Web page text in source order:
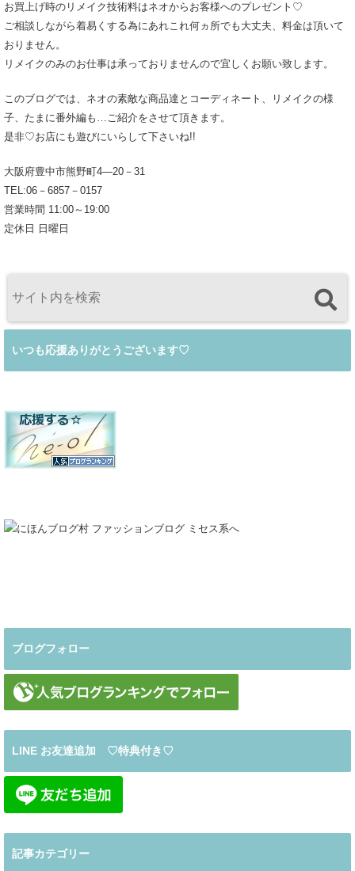
お買上げ時のリメイク技術料はネオからお客様へのプレゼント♡
ご相談しながら着易くする為にあれこれ何ヵ所でも大丈夫、料金は頂いて
おりません。
リメイクのみのお仕事は承っておりませんので宜しくお願い致します。
このブログでは、ネオの素敵な商品達とコーディネート、リメイクの様
子、たまに番外編も…ご紹介をさせて頂きます。
是非♡お店にも遊びにいらして下さいね!!
大阪府豊中市熊野町4―20－31
TEL:06－6857－0157
営業時間 11:00～19:00
定休日 日曜日
いつも応援ありがとうございます♡
ブログフォロー
LINE お友達追加 ♡特典付き♡
記事カテゴリー